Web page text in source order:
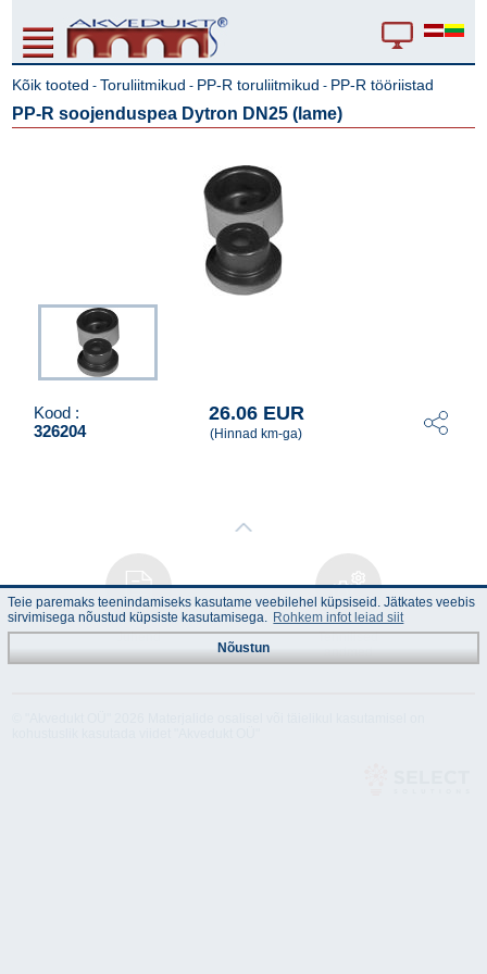
Kõik tooted - Toruliitmikud - PP-R toruliitmikud - PP-R tööriistad
PP-R soojenduspea Dytron DN25 (lame)
Kood :
326204
26.06 EUR
(Hinnad km-ga)
Juhend
Tehnilised
andmed
Teie paremaks teenindamiseks kasutame veebilehel küpsiseid. Jätkates veebis
sirvimisega nõustud küpsiste kasutamisega. Rohkem infot leiad siit
Nõustun